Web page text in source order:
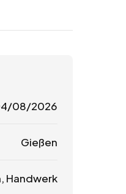
08/2026
Gießen
Handwerk